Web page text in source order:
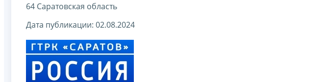
64 Саратовская область
Дата публикации: 02.08.2024